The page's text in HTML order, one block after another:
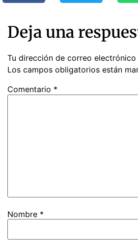
Deja una
Tu dirección de correo
Los campos obligatorios están
Comentario *
Nombre *